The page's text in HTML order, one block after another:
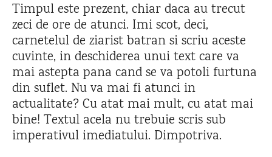
Timpul este prezent, chiar daca au trecut
zeci de ore de atunci. Imi scot, deci,
carnetelul de ziarist batran si scriu aceste
cuvinte, in deschiderea unui text care va
mai astepta pana cand se va potoli furtuna
din suflet. Nu va mai fi atunci in
actualitate? Cu atat mai mult, cu atat mai
bine! Textul acela nu trebuie scris sub
imperativul imediatului. Dimpotriva.